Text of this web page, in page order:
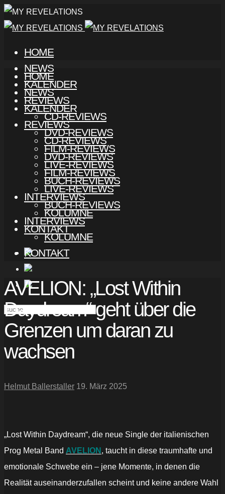
HOME
NEWS
KALENDER
REVIEWS
CD-REVIEWS
DVD-REVIEWS
FILM-REVIEWS
LIVE-REVIEWS
BUCH-REVIEWS
INTERVIEWS
KOLUMNE
KONTAKT
HOME
NEWS
KALENDER
REVIEWS
CD-REVIEWS
DVD-REVIEWS
FILM-REVIEWS
LIVE-REVIEWS
BUCH-REVIEWS
INTERVIEWS
KOLUMNE
KONTAKT
AVELION: „Lost Within
Daydream“ geht über die
Grenzen um daran zu
wachsen
Helmut Ballerstaller 19. März 2025
„Lost Within Daydream“, die neue Single der italienischen
Prog Metal Band AVELION , taucht in diese traumhafte und
emotionale Schwebe ein – jene Momente, in denen die
Realität auseinanderzufallen scheint und keine andere Wahl